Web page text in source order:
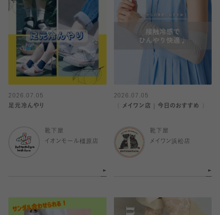
2026.07.05
足元冷んやり
靴下屋
イオンモール橿原店
2026.07.05
〈 メイワン店｜今日のおすすめ 〉
靴下屋
メイワン浜松店